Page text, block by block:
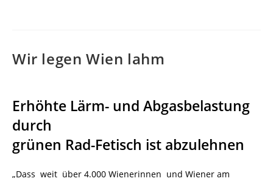
Wir legen Wien lahm
Erhöhte Lärm- und Abgasbelastung
durch
grünen Rad-Fetisch ist abzulehnen
„Dass weit über 4.000 Wienerinnen und Wiener am